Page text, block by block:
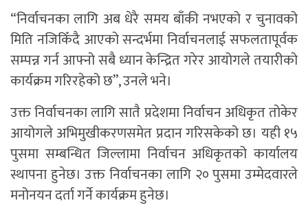
“निर्वाचनका लागि अब धेरै समय बाँकी नभएको र चुनावको
मिति नजिकिँदै आएको सन्दर्भमा निर्वाचनलाई सफलतापूर्वक
सम्पन्न गर्न आफ्नो सबै ध्यान केन्द्रित गरेर आयोगले तयारीको
कार्यक्रम गरिरहेको छ”, उनले भने।
उक्त निर्वाचनका लागि सातै प्रदेशमा निर्वाचन अधिकृत तोकेर
आयोगले अभिमुखीकरणसमेत प्रदान गरिसकेको छ। यही १५
पुसमा सम्बन्धित जिल्लामा निर्वाचन अधिकृतको कार्यालय
स्थापना हुनेछ। उक्त निर्वाचनका लागि २० पुसमा उम्मेदवारले
मनोनयन दर्ता गर्ने कार्यक्रम हुनेछ।